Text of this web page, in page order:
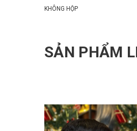
KHÔNG HỘP
SẢN PHẨM